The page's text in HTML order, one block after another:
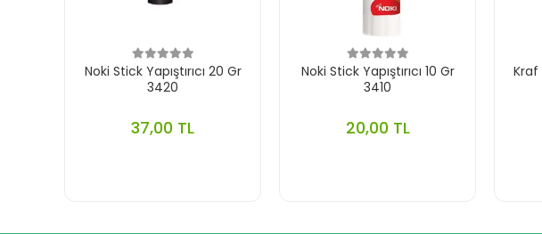
Noki Stick Yapıştırıcı 20 Gr
3420
37,00 TL
Noki Stick Yapıştırıcı 10 Gr
3410
20,00 TL
Kraf